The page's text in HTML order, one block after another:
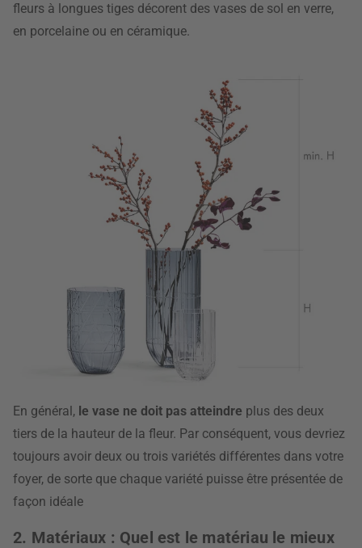
fleurs à longues tiges décorent des vases de sol en verre,
en porcelaine ou en céramique.
En général, le vase ne doit pas atteindre plus des deux
tiers de la hauteur de la fleur. Par conséquent, vous devriez
toujours avoir deux ou trois variétés différentes dans votre
foyer, de sorte que chaque variété puisse être présentée de
façon idéale
2. Matériaux : Quel est le matériau le mieux